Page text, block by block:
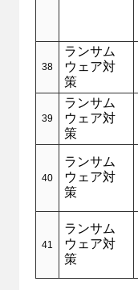
38
ランサム
ウェア対
策
39
ランサム
ウェア対
策
40
ランサム
ウェア対
策
41
ランサム
ウェア対
策